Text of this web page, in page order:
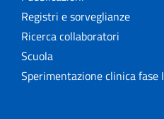
Registri e sorveglianze
Ricerca collaboratori
Scuola
Sperimentazione clinica fase I